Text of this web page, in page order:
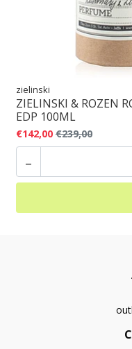
zielinski
ZIELINSKI & ROZEN
EDP 100ML
€142,00 €239,00
-